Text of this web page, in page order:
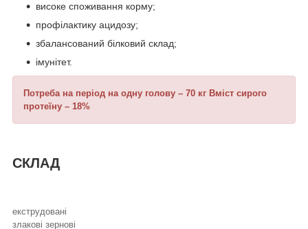
високе споживання корму;
профілактику ацидозу;
збалансований білковий склад;
імунітет.
Потреба на період на одну голову – 70 кг Вміст сирого
протеїну – 18%
СКЛАД
екструдовані
злакові зернові